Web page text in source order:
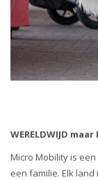
WERELDWIJD maar
Micro Mobility is
een familie. Elk